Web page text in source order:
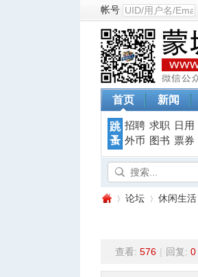
帐号
首页 新闻
跳
蚤
招聘 求职 日用
外币
图书 票券
»
论坛
›
休闲生活
查看: 576 | 回复: 0